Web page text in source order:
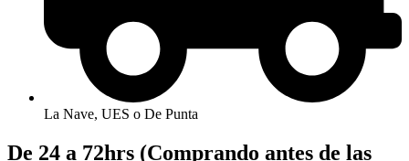
La Nave, UES o De Punta
De 24 a 72hrs (Comprando antes de las